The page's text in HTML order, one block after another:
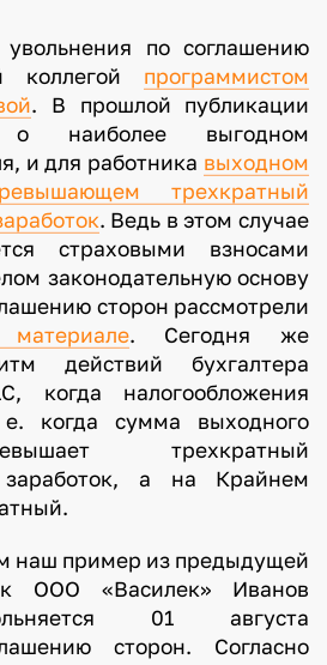
по соглашению
коллегой программистом
. В прошлой публикации
наиболее выгодном
и для работника выходном
трехкратный
. Ведь в этом случае
страховыми взносами
законодательную основу
сторон рассмотрели
. Сегодня же
действий бухгалтера
когда налогообложения
когда сумма выходного
трехкратный
заработок, а на Крайнем
наш пример из предыдущей
ООО «Василек» Иванов
01 августа
сторон. Согласно